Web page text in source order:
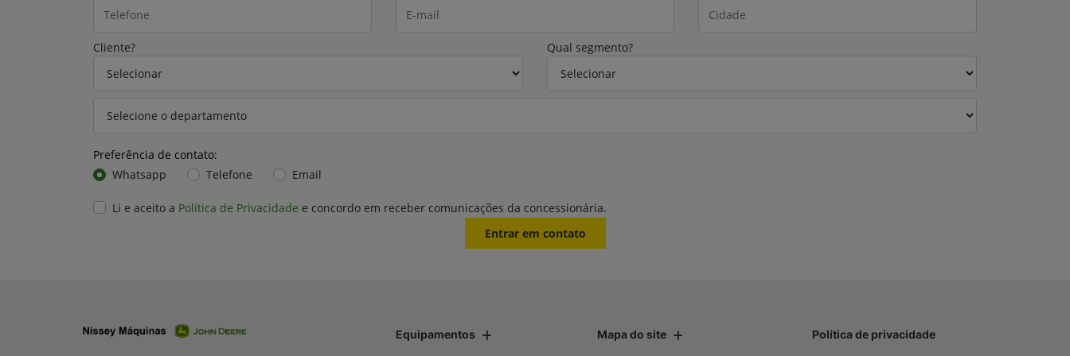
Cliente? Qual segmento?
Preferência de contato:
Whatsapp
Telefone Email
Li e aceito a Política de Privacidade e concordo em receber comunicações da concessionária.
Entrar em contato
Equipamentos Mapa do site Política de privacidade